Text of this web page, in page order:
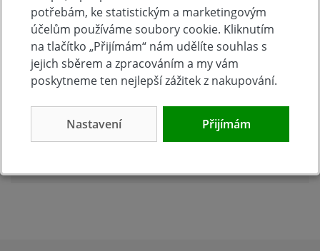
Hodnocení produktu
Přidejte vlastní hodnocení produktu a pomožte tak
dalším nakupujícím.
Hodnoťte.
potřebám, ke statistickým a marketingovým
účelům používáme soubory cookie. Kliknutím
na tlačítko „Přijímám“ nám udělíte souhlas s
jejich sběrem a zpracováním a my vám
poskytneme ten nejlepší zážitek z nakupování.
Nastavení Přijímám